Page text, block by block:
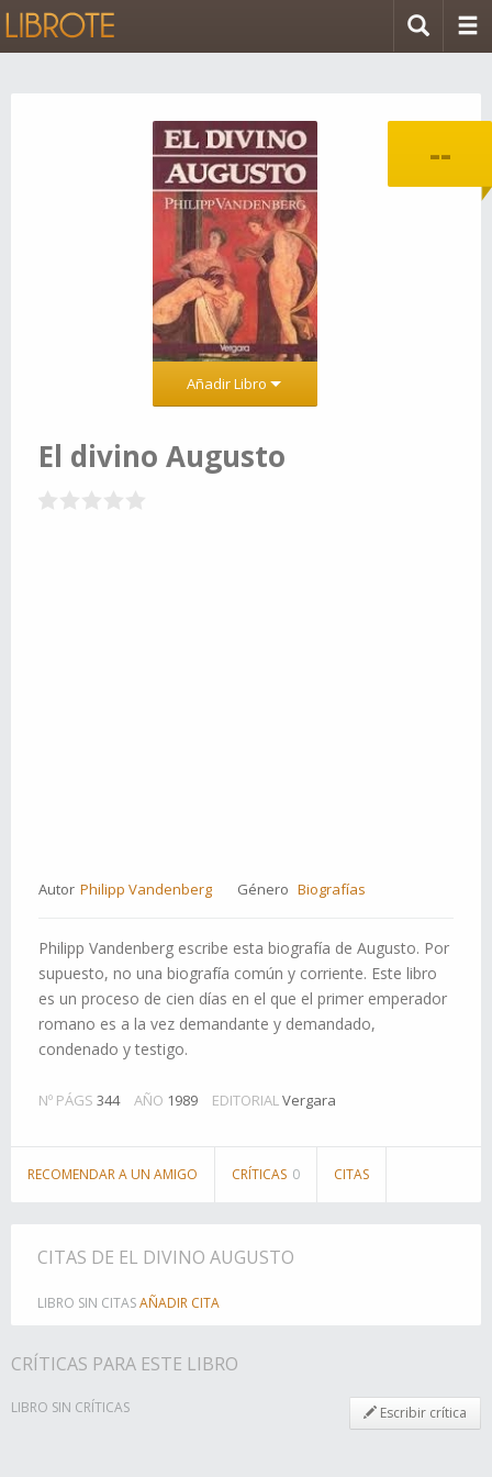
--
Añadir Libro
El divino Augusto
Autor Philipp Vandenberg Género Biografías
Philipp Vandenberg escribe esta biografía de Augusto. Por
supuesto, no una biografía común y corriente. Este libro
es un proceso de cien días en el que el primer emperador
romano es a la vez demandante y demandado,
condenado y testigo.
Nº PÁGS 344 AÑO 1989 EDITORIALVergara
RECOMENDAR A UN AMIGO CRÍTICAS 0 CITAS
CITAS DE EL DIVINO AUGUSTO
LIBRO SIN CITASAÑADIR CITA
CRÍTICAS PARA ESTE LIBRO
LIBRO SIN CRÍTICAS Escribir crítica